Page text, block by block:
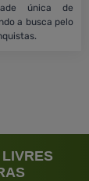
única de
a busca pelo